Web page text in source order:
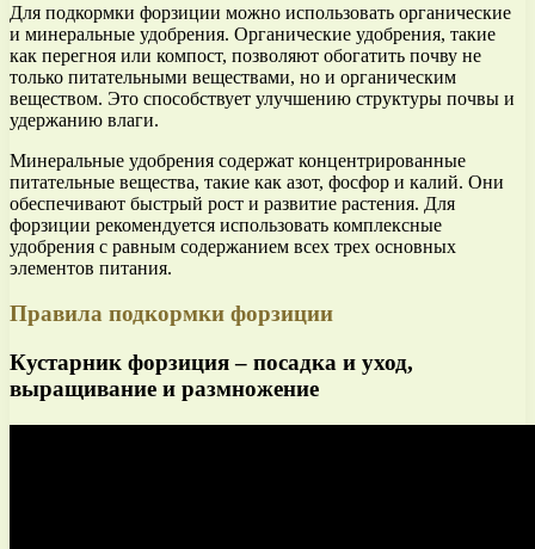
Для подкормки форзиции можно использовать органические
и минеральные удобрения. Органические удобрения, такие
как перегноя или компост, позволяют обогатить почву не
только питательными веществами, но и органическим
веществом. Это способствует улучшению структуры почвы и
удержанию влаги.
Минеральные удобрения содержат концентрированные
питательные вещества, такие как азот, фосфор и калий. Они
обеспечивают быстрый рост и развитие растения. Для
форзиции рекомендуется использовать комплексные
удобрения с равным содержанием всех трех основных
элементов питания.
Правила подкормки форзиции
Кустарник форзиция – посадка и уход,
выращивание и размножение